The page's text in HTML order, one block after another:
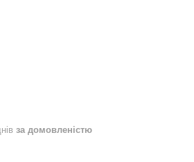
за домовленістю